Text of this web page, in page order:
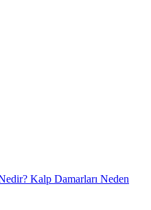
Kalp Damarları Neden